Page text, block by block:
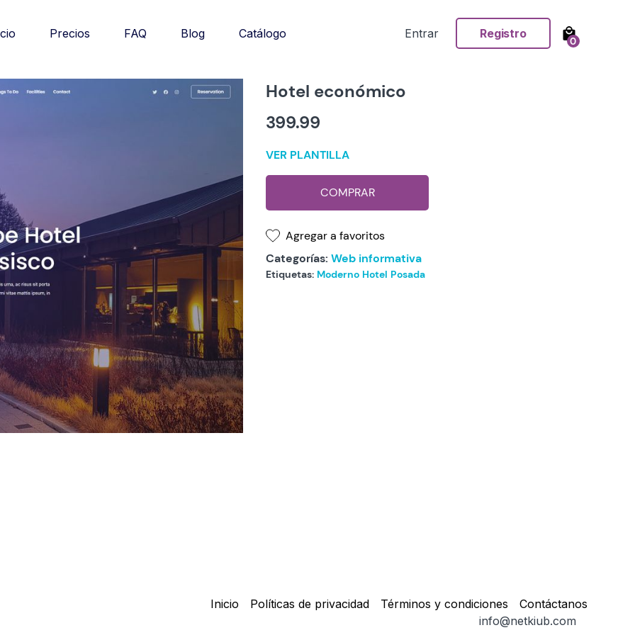
Precios FAQ Blog Catálogo Entrar Registro
0
Hotel económico
399.99
VER PLANTILLA
COMPRAR
Agregar a favoritos
Categorías: Web informativa
Etiquetas: Moderno Hotel Posada
Inicio Políticas de privacidad Términos y condiciones
Contáctanos
info@netkiub.com